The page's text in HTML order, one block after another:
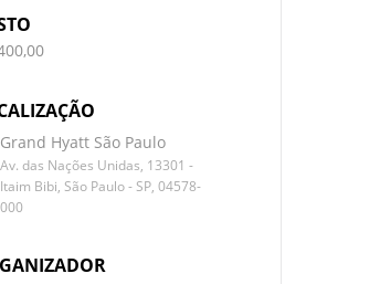
Grand Hyatt São Paulo
Av. das Nações Unidas, 13301 -
Itaim Bibi, São Paulo - SP, 04578-
000